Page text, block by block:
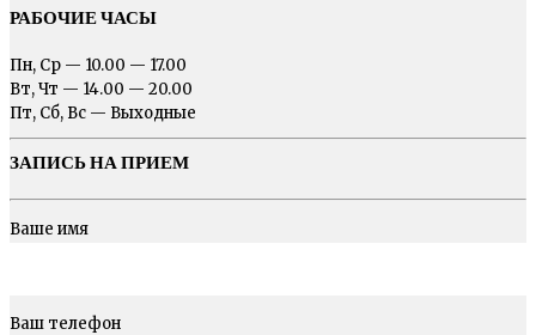
РАБОЧИЕ ЧАСЫ
Пн, Ср — 10.00 — 17.00
Вт, Чт — 14.00 — 20.00
Пт, Сб, Вс — Выходные
ЗАПИСЬ НА ПРИЕМ
Ваше имя
Ваш телефон